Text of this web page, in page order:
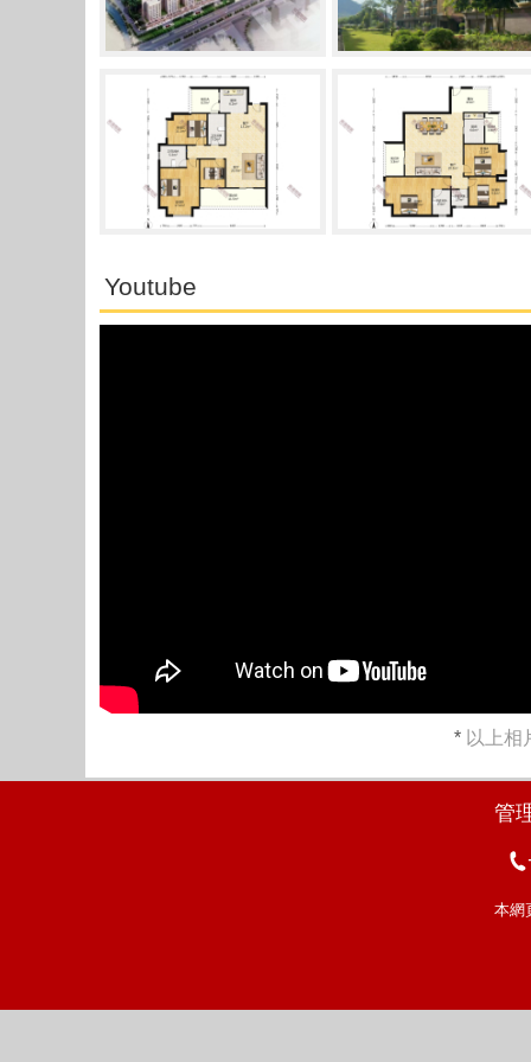
Youtube
* 以上相
管
本網